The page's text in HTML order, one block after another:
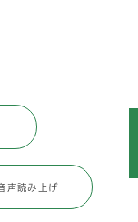
声読み上げ
>
/ ページ番号：C036911